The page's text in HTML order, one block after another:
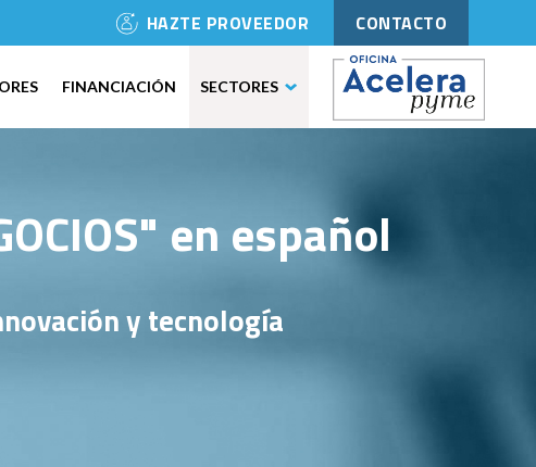
HAZTE PROVEEDOR CONTACTO
FINANCIACIÓN SECTORES
en español
y tecnología